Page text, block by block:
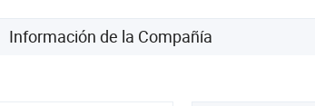
Información de la Compañía